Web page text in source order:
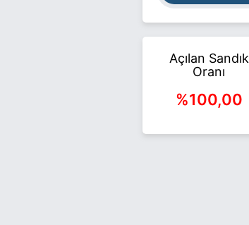
Açılan Sandık
Oranı
%100,00